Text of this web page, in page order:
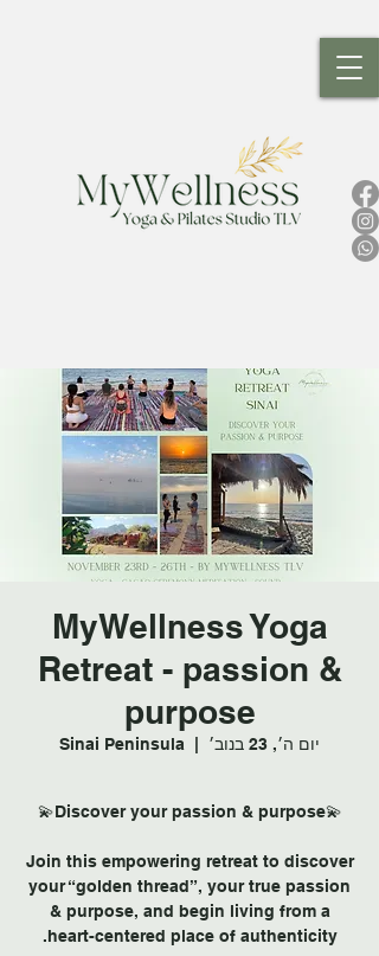
MyWellness Yoga
Retreat - passion &
purpose
יום ה׳, 23 בנוב׳ Sinai Peninsula
Join this empowering retreat to discover
your “golden thread”, your true passion
& purpose, and begin living from a